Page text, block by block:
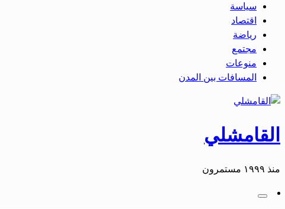
سياسة
اقتصاد
رياضة
مجتمع
منوعات
المسافات بين المدن
القامشلي
منذ ١٩٩٩ مستمرون